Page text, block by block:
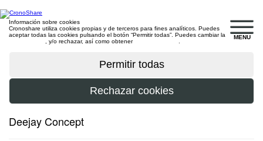
MENU
Información sobre cookies
Cronoshare utiliza cookies propias y de terceros para fines analíticos. Puedes
aceptar todas las cookies pulsando el botón “Permitir todas”. Puedes cambiar la
, y/o rechazar, así como obtener
Deejay Concept